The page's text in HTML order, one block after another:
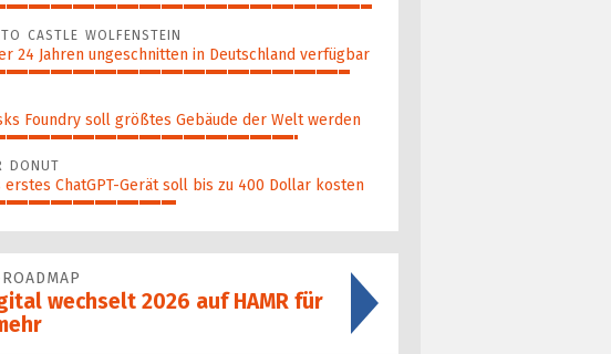
CASTLE WOLFENSTEIN
24 Jahren ungeschnitten in Deutschland verfügbar
Foundry soll größ­tes Gebäude der Welt werden
DONUT
erstes ChatGPT-Gerät soll bis zu 400 Dollar kosten
wechselt 2026 auf HAMR für